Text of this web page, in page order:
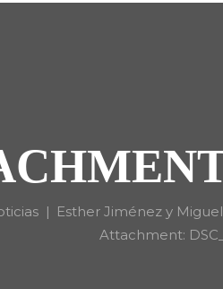
Esther Jiménez y
Attachment: